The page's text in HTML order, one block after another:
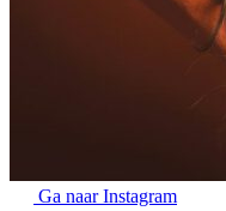
Ga naar Instagram